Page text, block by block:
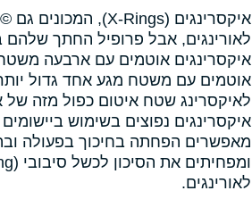
איקסרינגים אוטמים עם ארבעה
אוטמים עם משטח מגע אחד גדול
לאיקסרינג שטח איטום כפול מזה של
איקסרינגים נפוצים בשימוש
לאורינגים.